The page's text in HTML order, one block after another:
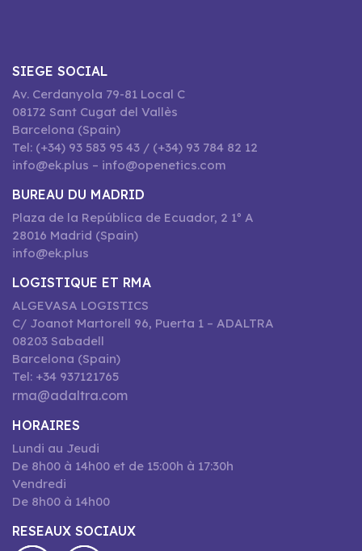
SIEGE SOCIAL
Av. Cerdanyola 79-81 Local C
08172 Sant Cugat del Vallès
Barcelona (Spain)
Tel: (+34) 93 583 95 43 / (+34) 93 784 82 12
info@ek.plus – info@openetics.com
BUREAU DU MADRID
Plaza de la República de Ecuador, 2 1º A
28016 Madrid (Spain)
info@ek.plus
LOGISTIQUE ET RMA
ALGEVASA LOGISTICS
C/ Joanot Martorell 96, Puerta 1 – ADALTRA
08203 Sabadell
Barcelona (Spain)
Tel: +34 937121765
rma@adaltra.com
HORAIRES
Lundi au Jeudi
De 8h00 à 14h00 et de 15:00h à 17:30h
Vendredi
De 8h00 à 14h00
RESEAUX SOCIAUX